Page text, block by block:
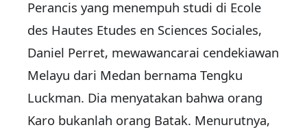
Perancis yang menempuh studi di Ecole
des Hautes Etudes en Sciences Sociales,
Daniel Perret, mewawancarai cendekiawan
Melayu dari Medan bernama Tengku
Luckman. Dia menyatakan bahwa orang
Karo bukanlah orang Batak. Menurutnya,